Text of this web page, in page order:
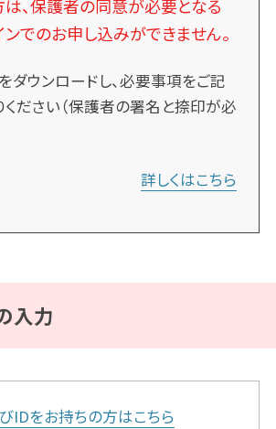
、保護者の同意が必要となる
ンでのお申し込みができません。
ダウンロードし、必要事項をご記
ください（保護者の署名と捺印が必
詳しくはこちら
入力
IDをお持ちの方はこちら